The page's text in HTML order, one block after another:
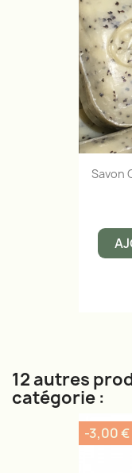
Savon
12 autres
catégorie :
-3,00 €